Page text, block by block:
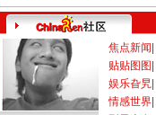
焦点新闻
贴贴图图
娱乐旮旯
情感世界